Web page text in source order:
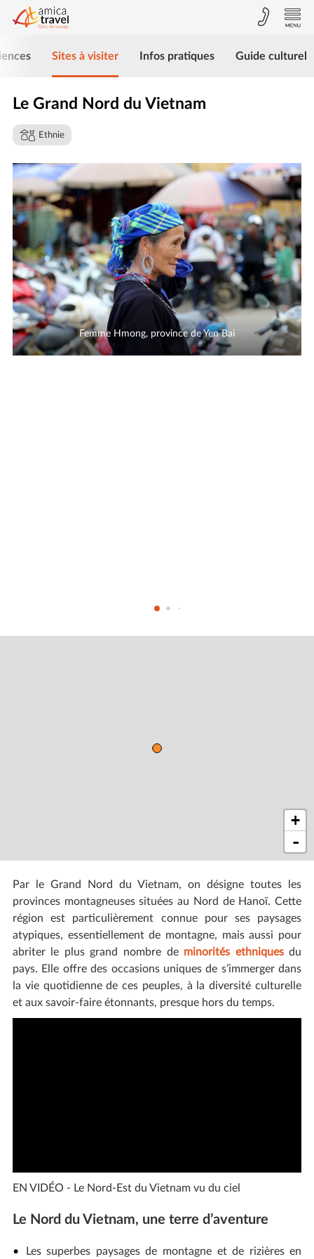
Sites à visiter Infos pratiques Guide culturel
Le Grand Nord du Vietnam
Ethnie
Femme Hmong, province de Yen Bai
+
-
Par le Grand Nord du Vietnam, on désigne toutes les
provinces montagneuses situées au Nord de Hanoï. Cette
région est particulièrement connue pour ses paysages
atypiques, essentiellement de montagne, mais aussi pour
abriter le plus grand nombre de minorités ethniquesdu
pays. Elle offre des occasions uniques de s’immerger dans
la vie quotidienne de ces peuples, à la diversité culturelle
et aux savoir-faire étonnants, presque hors du temps.
EN VIDÉO - Le Nord-Est du Vietnam vu du ciel
Le Nord du Vietnam, une terre d’aventure
Les superbes paysages de montagne et de rizières en